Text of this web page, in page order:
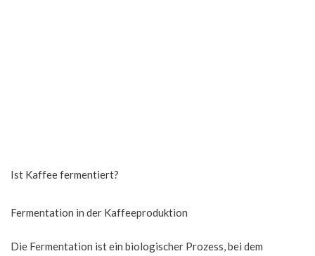
Ist Kaffee fermentiert?
Fermentation in der Kaffeeproduktion
Die Fermentation ist ein biologischer Prozess, bei dem